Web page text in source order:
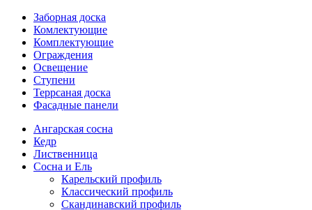
Заборная доска
Комлектующие
Комплектующие
Ограждения
Освещение
Ступени
Террсаная доска
Фасадные панели
Ангарская сосна
Кедр
Лиственница
Сосна и Ель
Карельский профиль
Классический профиль
Скандинавский профиль